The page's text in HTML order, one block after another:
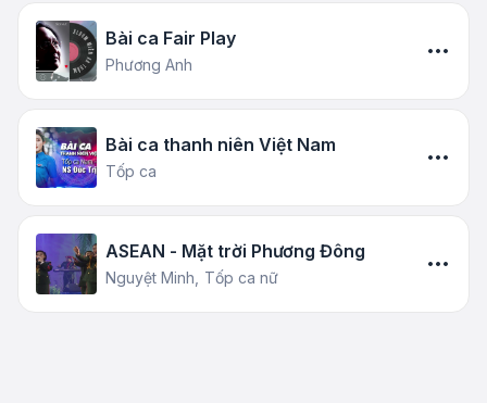
Bài ca Fair Play
Phương Anh
Bài ca thanh niên Việt Nam
Tốp ca
ASEAN - Mặt trời Phương Đông
Nguyệt Minh, Tốp ca nữ